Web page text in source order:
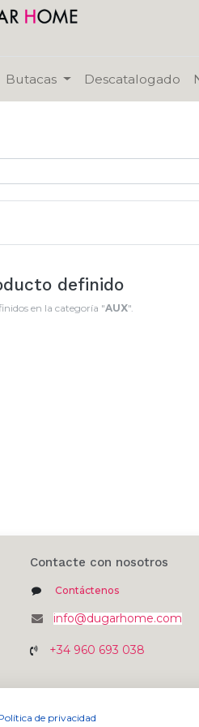
Butacas Descatalogado
definido
en la categoría "AUX".
Contacte con nosotros
Contáctenos
info@dugarhome.com
+34 960 693 038
de privacidad